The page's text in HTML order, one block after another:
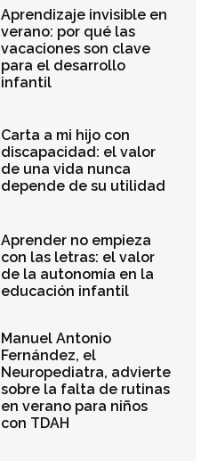
Aprendizaje invisible en
verano: por qué las
vacaciones son clave
para el desarrollo
infantil
Carta a mi hijo con
discapacidad: el valor
de una vida nunca
depende de su utilidad
Aprender no empieza
con las letras: el valor
de la autonomía en la
educación infantil
Manuel Antonio
Fernández, el
Neuropediatra, advierte
sobre la falta de rutinas
en verano para niños
con TDAH